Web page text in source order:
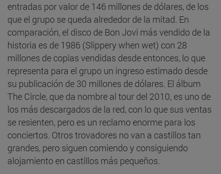
entradas por valor de 146 millones de dólares, de los
que el grupo se queda alrededor de la mitad. En
comparación, el disco de Bon Jovi más vendido de la
historia es de 1986 (Slippery when wet) con 28
millones de copias vendidas desde entonces, lo que
representa para el grupo un ingreso estimado desde
su publicación de 30 millones de dólares. El álbum
The Circle, que da nombre al tour del 2010, es uno de
los más descargados de la red, con lo que sus ventas
se resienten, pero es un reclamo enorme para los
conciertos. Otros trovadores no van a castillos tan
grandes, pero siguen comiendo y consiguiendo
alojamiento en castillos más pequeños.